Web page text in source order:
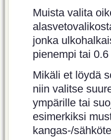
Muista valita
jonka
pienempi tai
Mikäli et löydä
niin valitse
ympärille tai
esimerkiksi
kangas-/